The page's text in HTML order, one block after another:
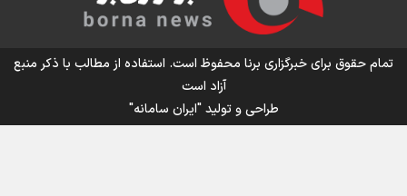
تمام حقوق برای خبرگزاری برنا محفوظ است. استفاده از مطالب با ذکر منبع
آزاد است
طراحی و تولید"ایران سامانه"